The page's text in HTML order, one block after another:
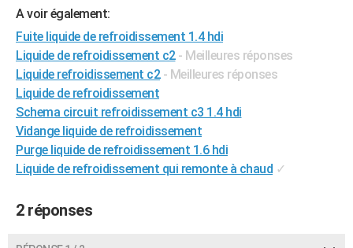
Carte de Noël
Carte Bonne année
Carte Saint-Valentin
Carte Pâques
Carte d'anniversaire
DICTIONNAIRE
Dictionnaire
Biographies
Citations
Expressions
Proverbes
PROGRAMME TV
COPAINS D'AVANT
S'inscrire
Se connecter
Lycées
Collèges
Primaires
Universités
Entreprises
Service militaire
Avis de recherche
AVIS DE DÉCÈS
FORUM
Bricolage
Lifestyle
Culture
Sport
Auto
Television
Voyage
Cinema
A voir également:
Fuite liquide de refroidissement 1.4 hdi
Liquide de refroidissement c2 - Meilleures réponses
Liquide refroidissement c2 - Meilleures réponses
Liquide de refroidissement
Schema circuit refroidissement c3 1.4 hdi
Vidange liquide de refroidissement
Purge liquide de refroidissement 1.6 hdi
Liquide de refroidissement qui remonte à chaud ✓
2 réponses